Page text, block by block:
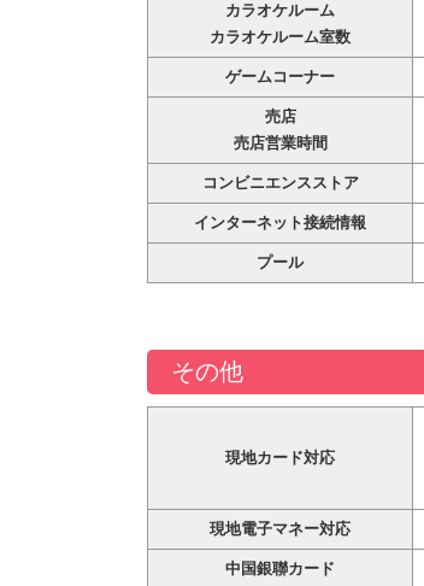
カラオケルーム
カラオケルーム室数
ゲームコーナー
売店
売店営業時間
コンビニエンスストア
インターネット接続情報
プール
その他
現地カード対応
現地電子マネー対応
中国銀聯カード